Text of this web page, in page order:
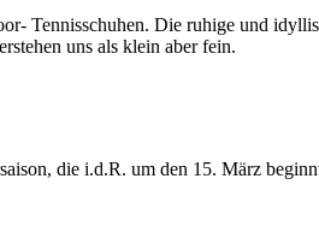
Tennisschuhen. Die ruhige und
uns als klein aber fein.
die i.d.R. um den 15. März